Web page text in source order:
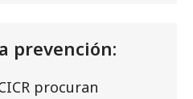
prevención:
procuran